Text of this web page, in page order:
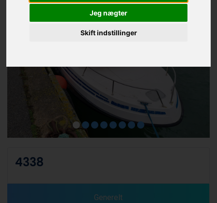
Jeg nægter
Skift indstillinger
4338
Generelt